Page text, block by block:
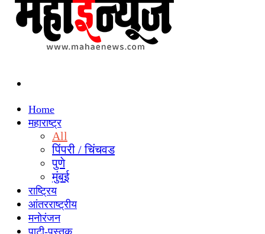
Home
महाराष्ट्र
All
पिंपरी / चिंचवड
पुणे
मुंबई
राष्ट्रिय
आंतरराष्ट्रीय
मनोरंजन
पाटी-पुस्तक